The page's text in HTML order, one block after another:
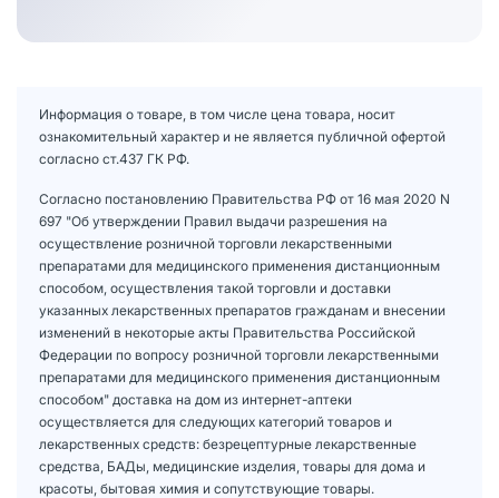
Информация о товаре, в том числе цена товара, носит
ознакомительный характер и не является публичной офертой
согласно ст.437 ГК РФ.
Согласно постановлению Правительства РФ от 16 мая 2020 N
697 "Об утверждении Правил выдачи разрешения на
осуществление розничной торговли лекарственными
препаратами для медицинского применения дистанционным
способом, осуществления такой торговли и доставки
указанных лекарственных препаратов гражданам и внесении
изменений в некоторые акты Правительства Российской
Федерации по вопросу розничной торговли лекарственными
препаратами для медицинского применения дистанционным
способом" доставка на дом из интернет-аптеки
осуществляется для следующих категорий товаров и
лекарственных средств: безрецептурные лекарственные
средства, БАДы, медицинские изделия, товары для дома и
красоты, бытовая химия и сопутствующие товары.